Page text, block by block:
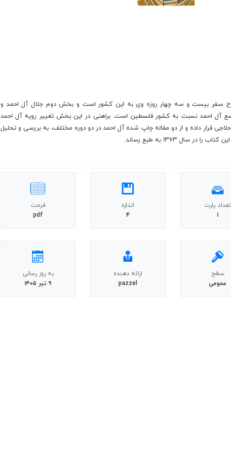
سفر بیست و سه چهار روزه وی به این کشور است و بخش دوم جلال آل احمد و
آل احمد نسبت به کشور فلسطین است. براهنی در این بخش تغییر رویه آل احمد
قرار داده و از دو مقاله چاپ شده آل احمد در دو دوره مختلف، به بررسی و تحلیل
سال ۱۳۶۳ به طبع رساند.
تعداد پارت
1
اندازه
4
فرمت
pdf
سطح
عمومی
ارائه دهنده
pazzel
به روز رسانی
۹ تیر ۱۴۰۵